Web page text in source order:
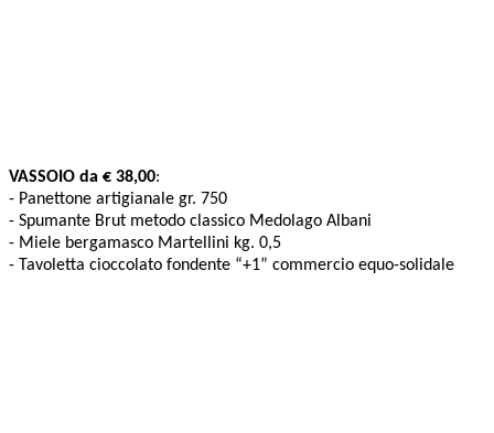
VASSOIO da € 38,00:
- Panettone artigianale gr. 750
- Spumante Brut metodo classico Medolago Albani
- Miele bergamasco Martellini kg. 0,5
- Tavoletta cioccolato fondente “+1” commercio equo-solidale